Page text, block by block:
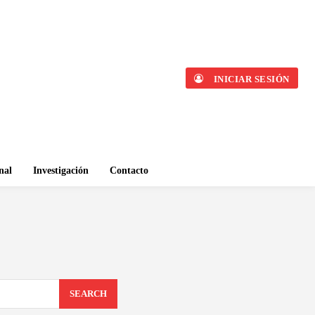
INICIAR SESIÓN
Investigación Contacto
SEARCH